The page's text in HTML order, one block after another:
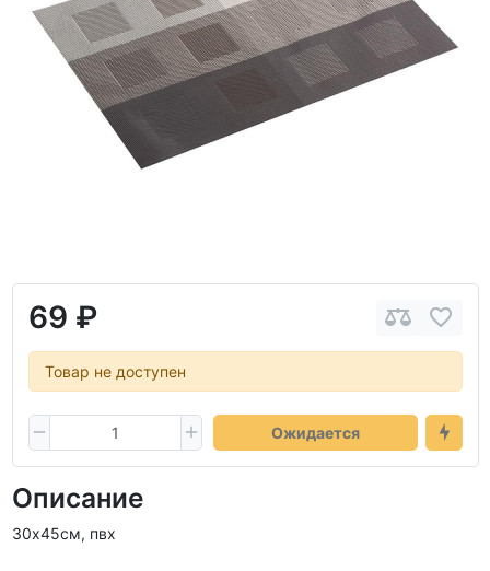
69 ₽
Товар не доступен
Ожидается
Описание
30х45см, пвх